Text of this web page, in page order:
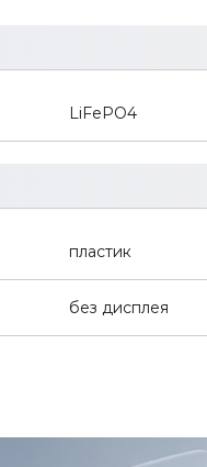
LiFePO4
пластик
без дисплея